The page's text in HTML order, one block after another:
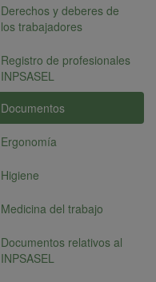
Derechos y deberes de
los trabajadores
Registro de profesionales
INPSASEL
Documentos
Ergonomía
Higiene
Medicina del trabajo
Documentos relativos al
INPSASEL